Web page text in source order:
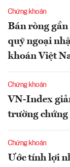
Chứng khoán
Bán ròng
quỹ ngoại
khoán Việt
Chứng khoán
VN-Index
trường
Chứng khoán
Ước tính lợi